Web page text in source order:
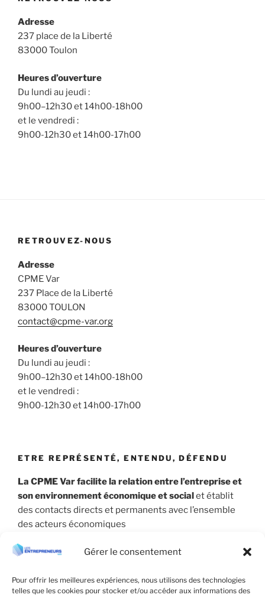
Gérer le consentement
Pour offrir les meilleures expériences, nous utilisons des technologies
telles que les cookies pour stocker et/ou accéder aux informations des
Adresse
237 place de la Liberté
83000 Toulon
Heures d’ouverture
Du lundi au jeudi :
9h00–12h30 et 14h00-18h00
et le vendredi :
9h00-12h30 et 14h00-17h00
RETROUVEZ-NOUS
Adresse
CPME Var
237 Place de la Liberté
83000 TOULON
contact@cpme-var.org
Heures d’ouverture
Du lundi au jeudi :
9h00–12h30 et 14h00-18h00
et le vendredi :
9h00-12h30 et 14h00-17h00
ETRE REPRÉSENTÉ, ENTENDU, DÉFENDU
La CPME Var facilite la relation entre l’entreprise et
son environnement économique et social et établit
des contacts directs et permanents avec l’ensemble
des acteurs économiques